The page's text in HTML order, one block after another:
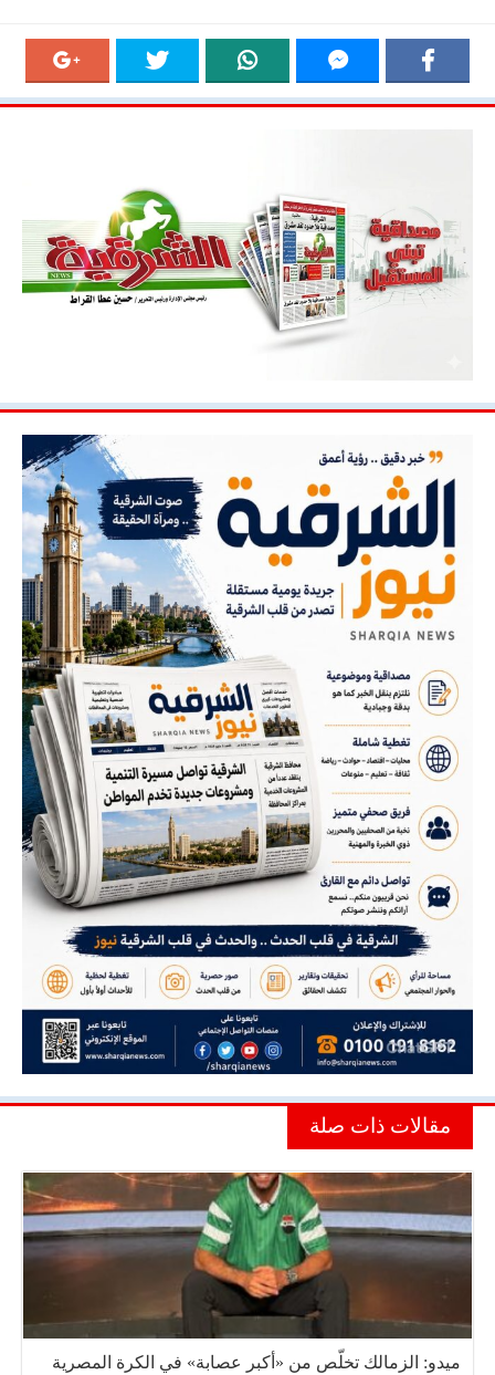
مقالات ذات صلة
ميدو: الزمالك تخلّص من «أكبر عصابة» في الكرة المصرية